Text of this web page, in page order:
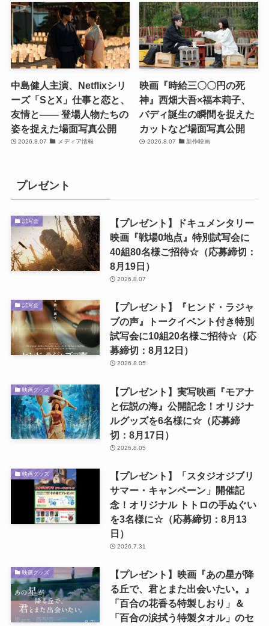
中島健人主演、Netflixシリ
ーズ「SとX」仕事と恋と、
友情と―― 登場人物たちの
姿を捉えた場面写真公開
2026.8.07 メディア情報
映画『時給三〇〇円の死
神』西畑大吾×福本莉子、
バディ誕生の瞬間を捉えた
カットなど場面写真公開
2026.8.07 新作映画
プレゼント
試写会
【プレゼント】ドキュメンタリー
映画『戦場0地点』特別試写会に
40組80名様ご招待☆（応募締切：
8月19日）
2026.8.07
試写会
【プレゼント】『ヒンド・ラジャ
ブの声』トークイベント付き特別
試写会に10組20名様ご招待☆（応
募締切：8月12日）
2026.8.05
映画グッズ
【プレゼント】実写映画『モアナ
と伝説の海』公開記念！オリジナ
ルグッズを6名様に☆（応募締
切：8月17日）
2026.8.05
映画グッズ
【プレゼント】「スタジオジブリ
サマー・キャンペーン」開催記
念！オリジナル トトロの手ぬぐい
を3名様に☆（応募締切：8月13
日）
2026.7.31
映画グッズ
【プレゼント】映画『あの星が降
る丘で、君とまた出会いたい。』
「百合の花香る特製しおり」＆
「百合の涙拭う特製タオル」のセ